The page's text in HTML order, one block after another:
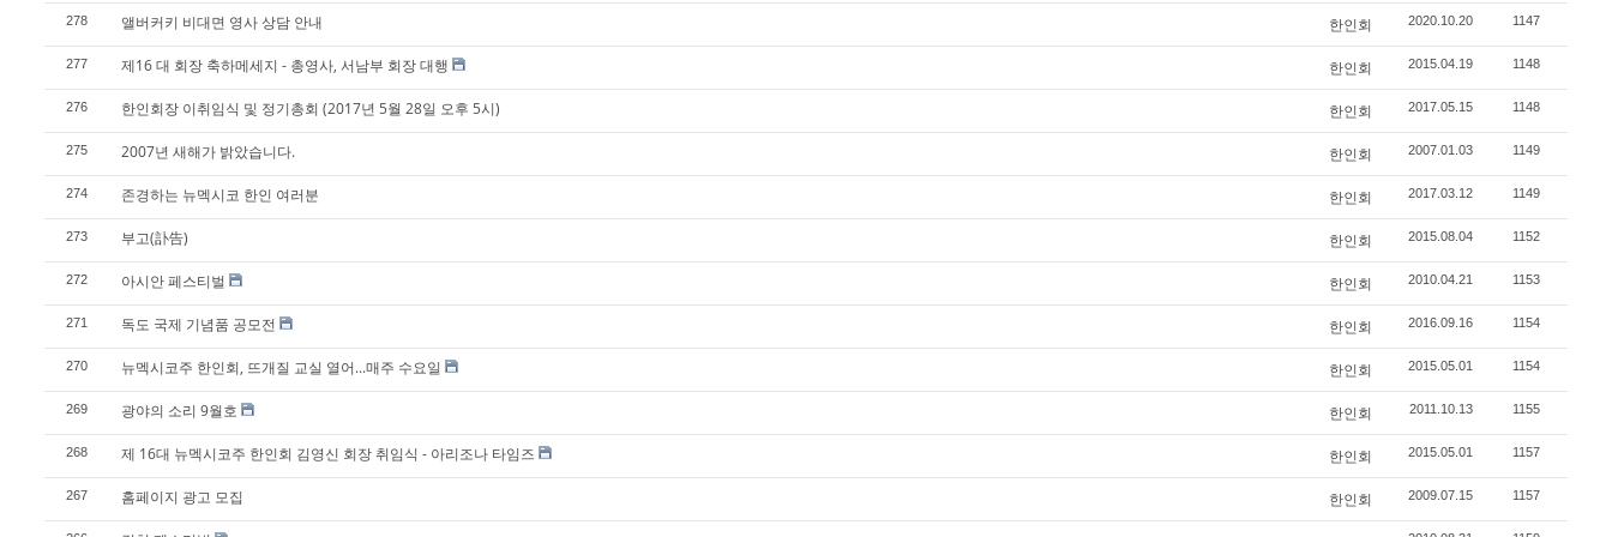
278 앨버커키 비대면 영사 상담 안내 한인회 2020.10.20 1147
277 제16 대 회장 축하메세지 - 총영사, 서남부 회장 대행 한인회 2015.04.19 1148
276 한인회장 이취임식 및 정기총회 (2017년 5월 28일 오후 5시) 한인회 2017.05.15 1148
275 2007년 새해가 밝았습니다. 한인회 2007.01.03 1149
274 존경하는 뉴멕시코 한인 여러분 한인회 2017.03.12 1149
273 부고(訃告) 한인회 2015.08.04 1152
272 아시안 페스티벌 한인회 2010.04.21 1153
271 독도 국제 기념품 공모전 한인회 2016.09.16 1154
270 뉴멕시코주 한인회, 뜨개질 교실 열어...매주 수요일 한인회 2015.05.01 1154
269 광야의 소리 9월호 한인회 2011.10.13 1155
268 제 16대 뉴멕시코주 한인회 김영신 회장 취임식 - 아리조나 타임즈 한인회 2015.05.01 1157
267 홈페이지 광고 모집 한인회 2009.07.15 1157